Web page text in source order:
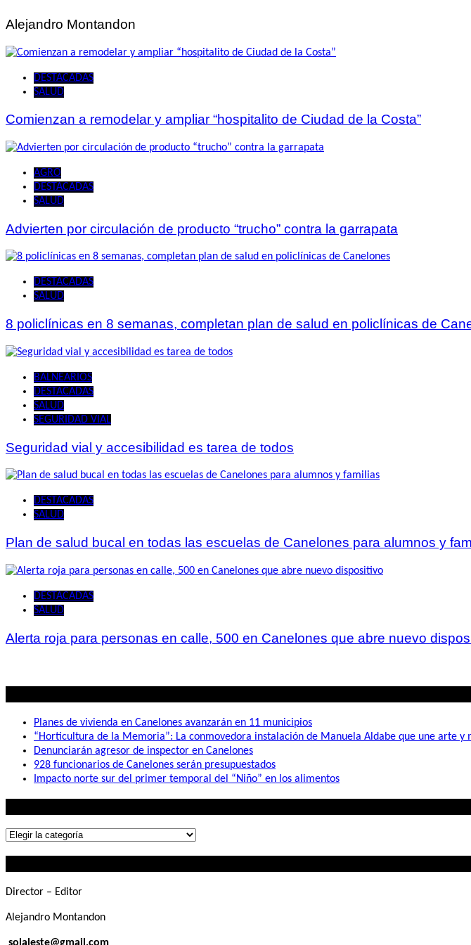
Alejandro Montandon
DESTACADAS
SALUD
Comienzan a remodelar y ampliar “hospitalito de Ciudad de la Costa”
AGRO
DESTACADAS
SALUD
Advierten por circulación de producto “trucho” contra la garrapata
DESTACADAS
SALUD
8 policlínicas en 8 semanas, completan plan de salud en policlínicas de
BALNEARIOS
DESTACADAS
SALUD
SEGURIDAD VIAL
Seguridad vial y accesibilidad es tarea de todos
DESTACADAS
SALUD
Plan de salud bucal en todas las escuelas de Canelones para alumnos y
DESTACADAS
SALUD
Alerta roja para personas en calle, 500 en Canelones que abre nuevo
Planes de vivienda en Canelones avanzarán en 11 municipios
“Horticultura de la Memoria”: La conmovedora instalación de Manuela Aldabe que une arte y
Denunciarán agresor de inspector en Canelones
928 funcionarios de Canelones serán presupuestados
Impacto norte sur del primer temporal del “Niño” en los alimentos
Lo
Director – Editor
Alejandro Montandon
solaleste@gmail.com